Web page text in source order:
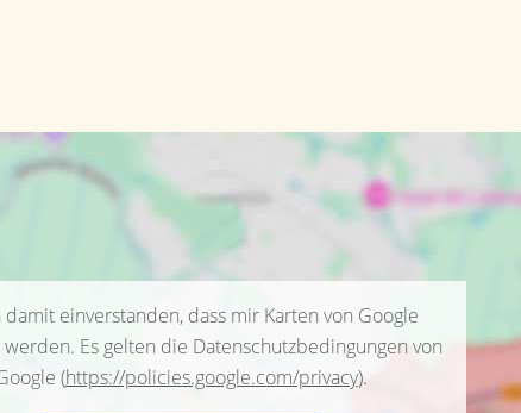
damit einverstanden, dass mir Karten von Google
werden. Es gelten die Datenschutzbedingungen von
(https://policies.google.com/privacy).